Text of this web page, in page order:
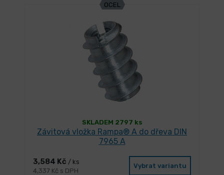
OCEL
SKLADEM 2797 ks
Závitová vložka Rampa® A do dřeva DIN
7965 A
3,584 Kč / ks
4,337 Kč s DPH
Vybrat variantu